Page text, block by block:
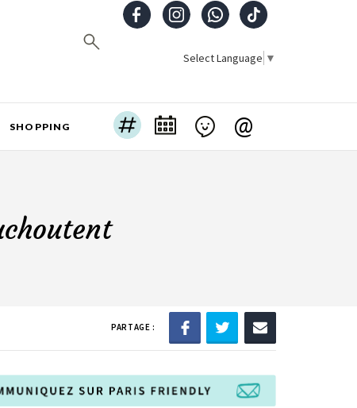
Select Language ▼
SHOPPING @
PARTAGE :